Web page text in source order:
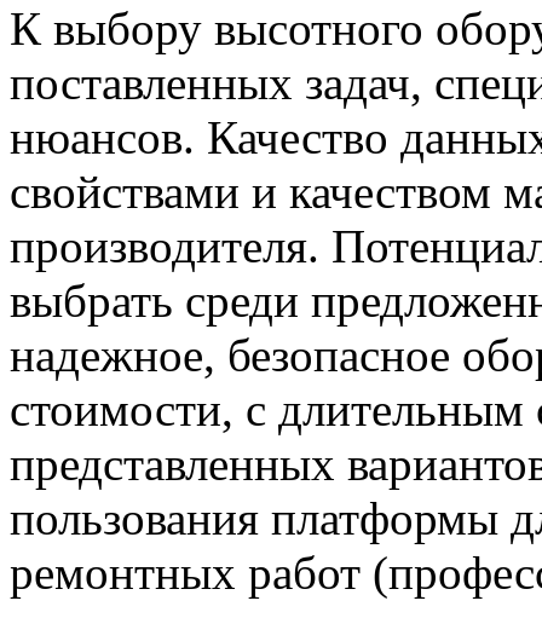
К выбору высотного
поставленных задач,
нюансов. Качество
свойствами и качеством
производителя.
выбрать среди
надежное, безопасное
стоимости, с длительным
представленных
пользования платформы
ремонтных работ